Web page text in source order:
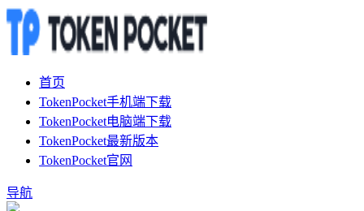
首页
TokenPocket手机端下载
TokenPocket电脑端下载
TokenPocket最新版本
TokenPocket官网
导航